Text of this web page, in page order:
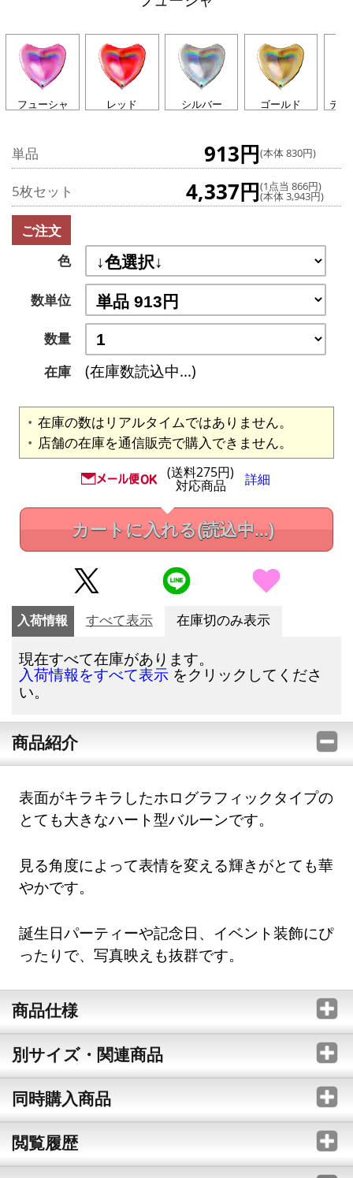
フューシャ レッド シルバー ゴールド ティ
単品 913円(本体 830円)
5枚セット 4,337円(1点当 866円)
(本体 3,943円)
ご注文
色
数単位
数量
在庫
(在庫数読込中...)
在庫の数はリアルタイムではありません。
店舗の在庫を通信販売で購入できません。
(送料275円)
対応商品 詳細
カートに入れる(読込中...)
入荷情報 すべて表示 在庫切のみ表示
現在すべて在庫があります。
入荷情報をすべて表示 をクリックしてくださ
い。
商品紹介
表面がキラキラしたホログラフィックタイプの
とても大きなハート型バルーンです。
見る角度によって表情を変える輝きがとても華
やかです。
誕生日パーティーや記念日、イベント装飾にぴ
ったりで、写真映えも抜群です。
商品仕様
別サイズ・関連商品
同時購入商品
閲覧履歴